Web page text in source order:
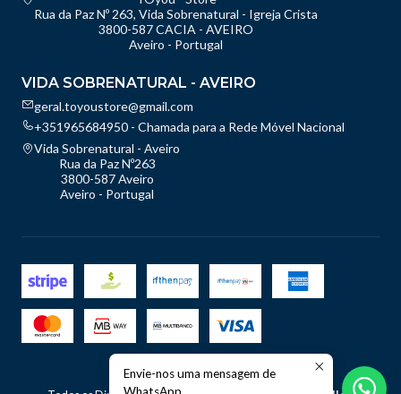
Rua da Paz Nº 263, Vida Sobrenatural - Igreja Crista
3800-587 CACIA - AVEIRO
Aveiro - Portugal
VIDA SOBRENATURAL - AVEIRO
geral.toyoustore@gmail.com
+351965684950 - Chamada para a Rede Móvel Nacional
Vida Sobrenatural - Aveiro
Rua da Paz Nº263
3800-587 Aveiro
Aveiro - Portugal
2026 TOyou - Store.
Envie-nos uma mensagem de